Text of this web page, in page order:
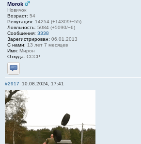
Morok
Новичок
Возраст: 54
Репутация: 14254 (+14309/−55)
Лояльность: 5084 (+5090/−6)
Сообщения: 3338
Зарегистрирован: 06.01.2013
С нами: 13 лет 7 месяцев
Имя: Мирон
Откуда: СССР
Отправить личное сообщение
#2917 10.08.2024, 17:41